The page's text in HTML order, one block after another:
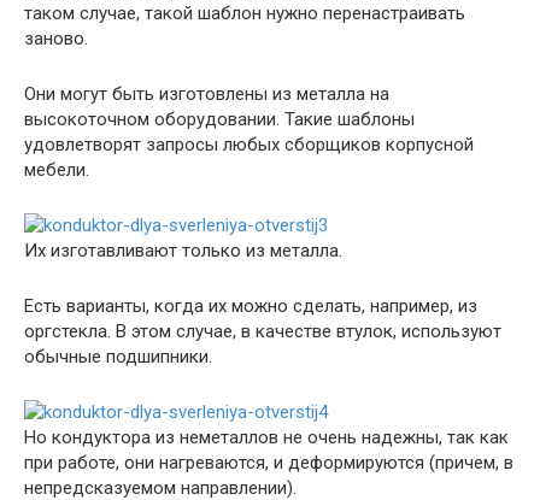
таком случае, такой шаблон нужно перенастраивать
заново.
Они могут быть изготовлены из металла на
высокоточном оборудовании. Такие шаблоны
удовлетворят запросы любых сборщиков корпусной
мебели.
Их изготавливают только из металла.
Есть варианты, когда их можно сделать, например, из
оргстекла. В этом случае, в качестве втулок, используют
обычные подшипники.
Но кондуктора из неметаллов не очень надежны, так как
при работе, они нагреваются, и деформируются (причем, в
непредсказуемом направлении).